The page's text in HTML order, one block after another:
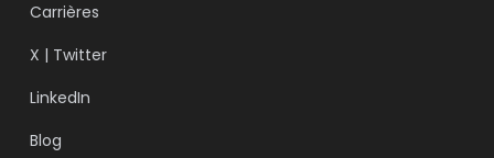
Carrières
X | Twitter
LinkedIn
Blog